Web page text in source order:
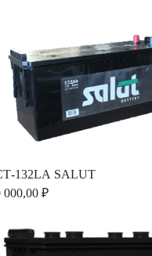
132LА SALUT
000,00 ₽